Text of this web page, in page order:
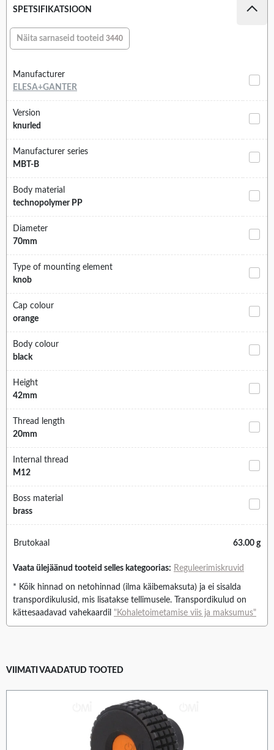
SPETSIFIKATSIOON
Näita sarnaseid tooteid 3440
Manufacturer
ELESA+GANTER
Version
knurled
Manufacturer series
MBT-B
Body material
technopolymer PP
Diameter
70mm
Type of mounting element
knob
Cap colour
orange
Body colour
black
Height
42mm
Thread length
20mm
Internal thread
M12
Boss material
brass
Brutokaal 63.00 g
Vaata ülejäänud tooteid selles kategoorias: Reguleerimiskruvid
* Kõik hinnad on netohinnad (ilma käibemaksuta) ja ei sisalda
transpordikulusid, mis lisatakse tellimusele. Transpordikulud on
kättesaadavad vahekaardil "Kohaletoimetamise viis ja maksumus"
VIIMATI VAADATUD TOOTED